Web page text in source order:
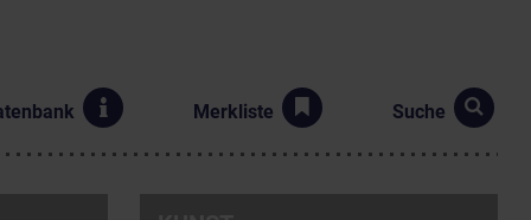
Merkliste Suche